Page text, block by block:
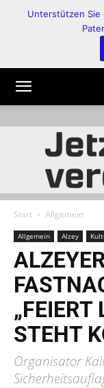
Start Allgemein
Allgemein Alzey
STEHT
Organisator
Unterstützen Sie